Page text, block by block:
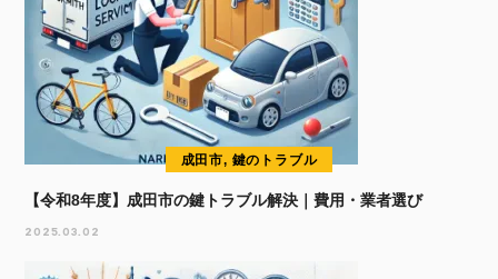
成田市, 鍵のトラブル
【令和8年度】成田市の鍵トラブル解決｜費用・業者選び
2025.03.02